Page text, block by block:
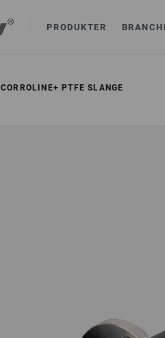
PRODUKTER
CORROLINE+ PTFE SLANGE